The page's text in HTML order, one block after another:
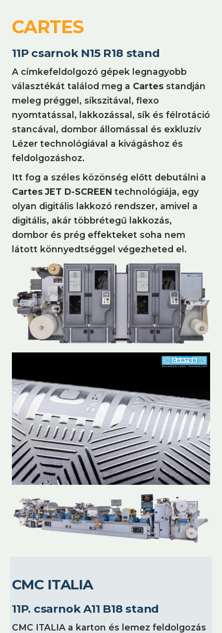
CARTES
11P csarnok N15 R18 stand
A címkefeldolgozó gépek legnagyobb
választékát találod meg a Cartes standján
meleg préggel, síkszitával, flexo
nyomtatással, lakkozással, sík és félrotáció
stancával, dombor állomással és exkluzív
Lézer technológiával a kivágáshoz és
feldolgozáshoz.
Itt fog a széles közönség előtt debutálni a
Cartes JET D-SCREEN technológiája, egy
olyan digitális lakkozó rendszer, amivel a
digitális, akár többrétegű lakkozás,
dombor és prég effekteket soha nem
látott könnyedtséggel végezheted el.
CMC ITALIA
11P. csarnok A11 B18 stand
CMC ITALIA a karton és lemez feldolgozás